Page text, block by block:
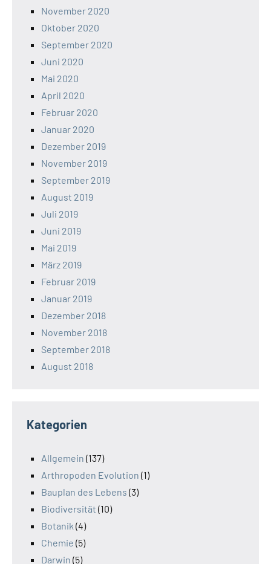
November 2020
Oktober 2020
September 2020
Juni 2020
Mai 2020
April 2020
Februar 2020
Januar 2020
Dezember 2019
November 2019
September 2019
August 2019
Juli 2019
Juni 2019
Mai 2019
März 2019
Februar 2019
Januar 2019
Dezember 2018
November 2018
September 2018
August 2018
Kategorien
Allgemein (137)
Arthropoden Evolution (1)
Bauplan des Lebens (3)
Biodiversität (10)
Botanik (4)
Chemie (5)
Darwin (5)